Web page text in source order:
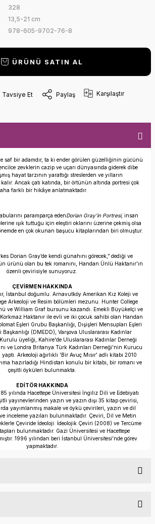
328
13,5-21 cm
978-605-9702-76-8
ÜRÜNÜ SATIN AL
Tavsiye Et Paylaş Karşılaştır
saf bir adamdır, ta ki ender görülen güzelliğinin gücünü
zevklerin cazip ve uçarı dünyasında giderek dibe
hayat tarzının yarattığı streslerden ve yılların
kalır. Ancak çatı katında, bir örtünün altında portresi çok
farklı bir hikâye anlatmaktadır.
paramparça edenDorian Gray’in Portresi, insan
ışık tuttuğu için eleştiri oklarını üzerine çekmiş olsa
en çok okunan başucu kitaplarından biri olmuştur.
Dorian Gray’de kendi günahını görecek,” dediği ve
ürünü olan bu tek romanını, Handan Ünlü Haktanır’ın
özenli çevirisiyle sunuyoruz.
ÇEVİRMEN HAKKINDA
İstanbul doğumlu. Arnavutköy Amerikan Kız Koleji ve
Arkeoloji ve Resim bölümleri mezunu. Hunter College
ve William Graf bursunu kazandı. Emekli Büyükelçi ve
Korkmaz Haktanır ile evli ve iki çocuk sahibi olan Handan
Eşleri Grubu Başkanlığı, Dışişleri Mensupları Eşleri
Başkanlığı (DMEDD), Varşova Uluslararası Kadınlar
üyeliği, Kahire'de Uluslararası Kadınlar Derneği
ve Londra Britanya Türk Kadınları Derneği'nin Kurucu
Arkeoloji ağırlıklı 'Bir Avuç Mısır' adlı kitabı 2010
hazırladığı Hindistan konulu bir kitabı, bir romanı ve
çeşitli öyküleri bulunmakta.
EDİTÖR HAKKINDA
yılında Hacettepe Üniversitesi İngiliz Dili ve Edebiyatı
yayınevlerinden yazın ve yazın dışı 35 kitap çevirisi,
yayımlanmış makale ve öykü çevirileri, yazın ve dil
inceleme yazıları bulunmaktadır. Çeviri, Dil ve Metin
Çeviride İdeoloji: İdeolojik Çeviri (2008) ve Tercüme
bulunmaktadır. Gazi Üniversitesi ve Hacettepe
1996 yılından beri İstanbul Üniversitesi’nde görev
yapmaktadır.